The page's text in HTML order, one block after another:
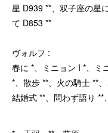
星 D939 **、双子座の星
て D853 **
ヴォルフ :
春に *、ミニョン I *、ミ
*、散歩 **、火の騎士 **
結婚式 **、問わず語り **